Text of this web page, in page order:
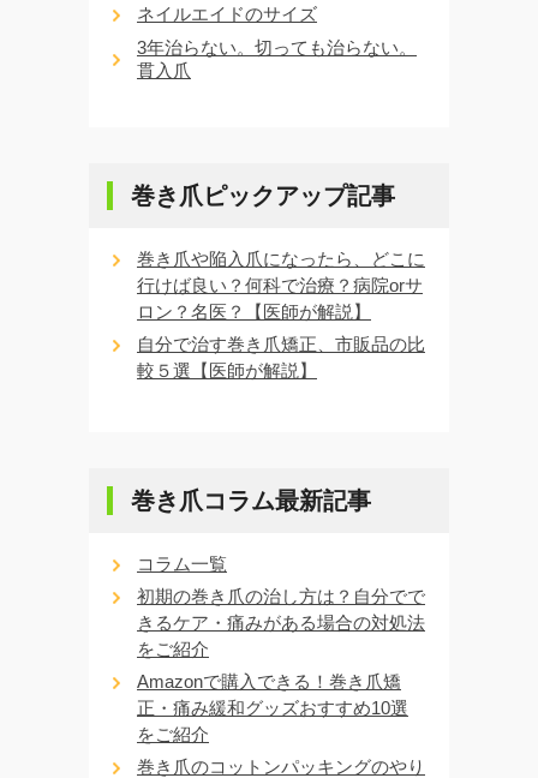
ネイルエイドのサイズ
3年治らない。切っても治らない。
貫入爪
巻き爪ピックアップ記事
巻き爪や陥入爪になったら、どこに
行けば良い？何科で治療？病院orサ
ロン？名医？【医師が解説】
自分で治す巻き爪矯正、市販品の比
較５選【医師が解説】
巻き爪コラム最新記事
コラム一覧
初期の巻き爪の治し方は？自分でで
きるケア・痛みがある場合の対処法
をご紹介
Amazonで購入できる！巻き爪矯
正・痛み緩和グッズおすすめ10選
をご紹介
巻き爪のコットンパッキングのやり